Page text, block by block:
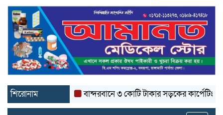
শিরোনাম বান্দরবানে ৩ কোটি টাকার সড়কের কার্পেটিং উঠে